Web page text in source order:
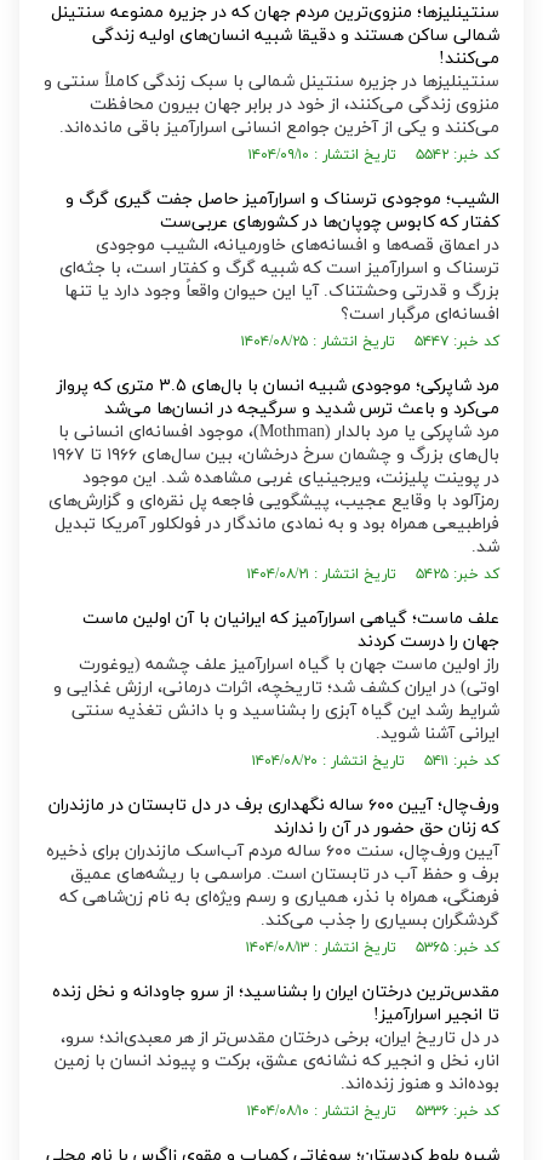
سنتینلیز‌ها؛ منزوی‌ترین مردم جهان که در جزیره ممنوعه سنتینل
شمالی ساکن هستند و دقیقا شبیه انسان‌های اولیه زندگی
می‌کنند!
سنتینلیز‌ها در جزیره سنتینل شمالی با سبک زندگی کاملاً سنتی و
منزوی زندگی می‌کنند، از خود در برابر جهان بیرون محافظت
می‌کنند و یکی از آخرین جوامع انسانی اسرارآمیز باقی مانده‌اند.
کد خبر: ۵۵۴۲ تاریخ انتشار : ۱۴۰۴/۰۹/۱۰
الشیب؛ موجودی ترسناک و اسرارآمیز حاصل جفت گیری گرگ و
کفتار که کابوس چوپان‌ها در کشورهای عربی‌ست
در اعماق قصه‌ها و افسانه‌های خاورمیانه، الشیب موجودی
ترسناک و اسرارآمیز است که شبیه گرگ و کفتار است، با جثه‌ای
بزرگ و قدرتی وحشتناک. آیا این حیوان واقعاً وجود دارد یا تنها
افسانه‌ای مرگبار است؟
کد خبر: ۵۴۴۷ تاریخ انتشار : ۱۴۰۴/۰۸/۲۵
مرد شاپرکی؛ موجودی شبیه انسان با بال‌های ۳.۵ متری که پرواز
می‌کرد و باعث ترس شدید و سرگیجه در انسان‌ها می‌شد
مرد شاپرکی یا مرد بالدار (Mothman)، موجود افسانه‌ای انسانی با
بال‌های بزرگ و چشمان سرخ درخشان، بین سال‌های ۱۹۶۶ تا ۱۹۶۷
در پوینت پلیزنت، ویرجینیای غربی مشاهده شد. این موجود
رمزآلود با وقایع عجیب، پیشگویی فاجعه پل نقره‌ای و گزارش‌های
فراطبیعی همراه بود و به نمادی ماندگار در فولکلور آمریکا تبدیل
شد.
کد خبر: ۵۴۲۵ تاریخ انتشار : ۱۴۰۴/۰۸/۲۱
علف ماست؛ گیاهی اسرارآمیز که ایرانیان با آن اولین ماست
جهان را درست کردند
راز اولین ماست جهان با گیاه اسرارآمیز علف چشمه (یوغورت
اوتی) در ایران کشف شد؛ تاریخچه، اثرات درمانی، ارزش غذایی و
شرایط رشد این گیاه آبزی را بشناسید و با دانش تغذیه سنتی
ایرانی آشنا شوید.
کد خبر: ۵۴۱۱ تاریخ انتشار : ۱۴۰۴/۰۸/۲۰
ورف‌چال؛ آیین ۶۰۰ ساله نگهداری برف در دل تابستان در مازندران
که زنان حق حضور در آن را ندارند
آیین ورف‌چال، سنت ۶۰۰ ساله مردم آب‌اسک مازندران برای ذخیره
برف و حفظ آب در تابستان است. مراسمی با ریشه‌های عمیق
فرهنگی، همراه با نذر، همیاری و رسم ویژه‌ای به نام زن‌شاهی که
گردشگران بسیاری را جذب می‌کند.
کد خبر: ۵۳۶۵ تاریخ انتشار : ۱۴۰۴/۰۸/۱۳
مقدس‌ترین درختان ایران را بشناسید؛ از سرو جاودانه و نخل زنده
تا انجیر اسرارآمیز!
در دل تاریخ ایران، برخی درختان مقدس‌تر از هر معبدی‌اند؛ سرو،
انار، نخل و انجیر که نشانه‌ی عشق، برکت و پیوند انسان با زمین
بوده‌اند و هنوز زنده‌اند.
کد خبر: ۵۳۳۶ تاریخ انتشار : ۱۴۰۴/۰۸/۱۰